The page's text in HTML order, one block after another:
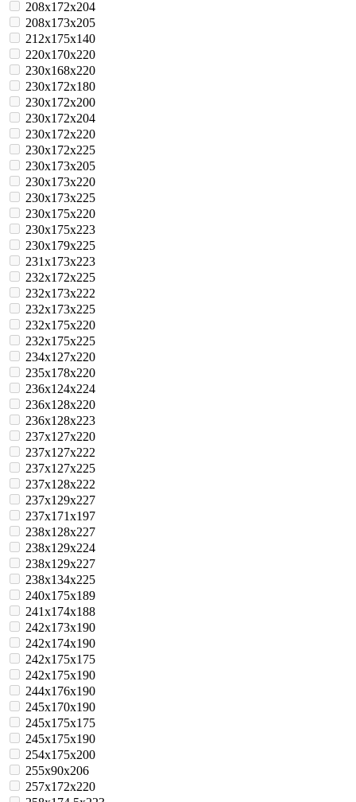
208x172x204
208x173x205
212x175x140
220x170x220
230x168x220
230x172x180
230x172x200
230x172x204
230x172x220
230x172x225
230x173x205
230x173x220
230x173x225
230x175x220
230x175x223
230x179x225
231x173x223
232x172x225
232x173x222
232x173x225
232x175x220
232x175x225
234x127x220
235x178x220
236x124x224
236x128x220
236x128x223
237x127x220
237x127x222
237x127x225
237x128x222
237x129x227
237x171x197
238x128x227
238x129x224
238x129x227
238x134x225
240x175x189
241x174x188
242x173x190
242x174x190
242x175x175
242x175x190
244x176x190
245x170x190
245x175x175
245x175x190
254x175x200
255x90x206
257x172x220